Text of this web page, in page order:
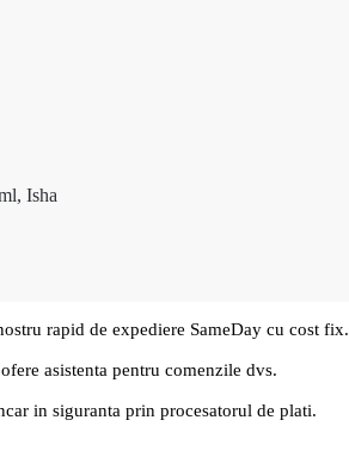
Isha
rapid de expediere SameDay cu cost fix.
asistenta pentru comenzile dvs.
in siguranta prin procesatorul de plati.